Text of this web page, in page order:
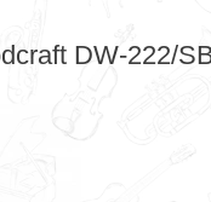
DW-222/